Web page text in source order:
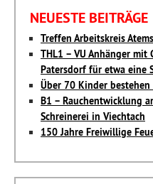
NEUESTE BEITRÄGE
Treffen Arbeitskreis
THL1 – VU Anhänger
Patersdorf für etwa eine
Über 70 Kinder
B1 – Rauchentwicklung
Schreinerei in Viechtach
150 Jahre Freiwillige